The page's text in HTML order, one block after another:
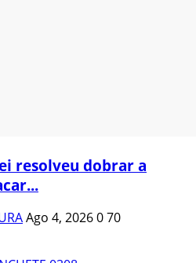
resolveu dobrar a
Ago 4, 2026070